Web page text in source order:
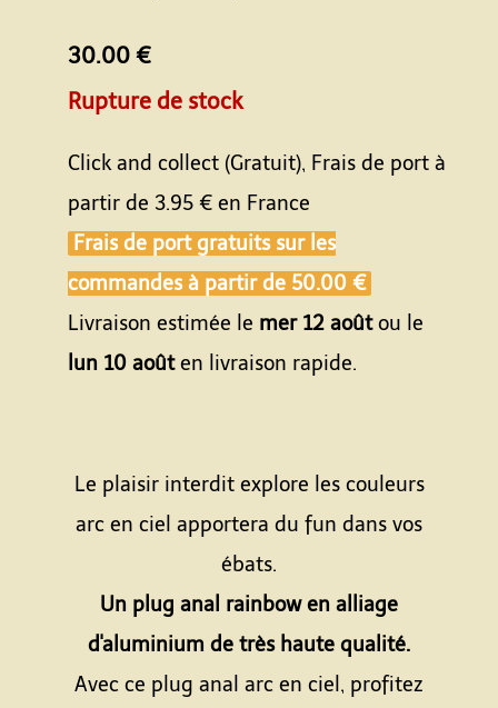
30.00 €
Rupture de stock
Click and collect (Gratuit), Frais de port à
partir de 3.95 € en France
Frais de port gratuits sur les
commandes à partir de 50.00 €
Livraison estimée le mer 12 aoûtou le
lun 10 aoûten livraison rapide.
Le plaisir interdit explore les couleurs
arc en ciel apportera du fun dans vos
ébats.
Un plug anal rainbow en alliage
d'aluminium de très haute qualité.
Avec ce plug anal arc en ciel, profitez